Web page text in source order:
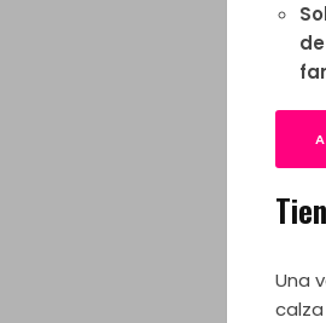
Una